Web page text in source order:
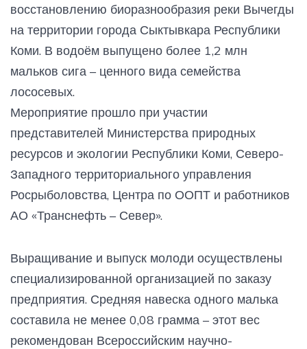
восстановлению биоразнообразия реки Вычегды
на территории города Сыктывкара Республики
Коми. В водоём выпущено более 1,2 млн
мальков сига – ценного вида семейства
лососевых.
Мероприятие прошло при участии
представителей Министерства природных
ресурсов и экологии Республики Коми, Северо-
Западного территориального управления
Росрыболовства, Центра по ООПТ и работников
АО «Транснефть – Север».
Выращивание и выпуск молоди осуществлены
специализированной организацией по заказу
предприятия. Средняя навеска одного малька
составила не менее 0,08 грамма – этот вес
рекомендован Всероссийским научно-